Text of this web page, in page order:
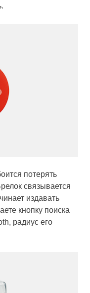
потерять
связывается
издавать
кнопку поиска
радиус его